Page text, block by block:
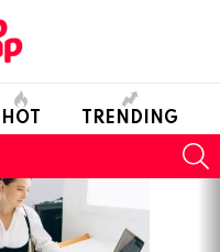
HOT TRENDING